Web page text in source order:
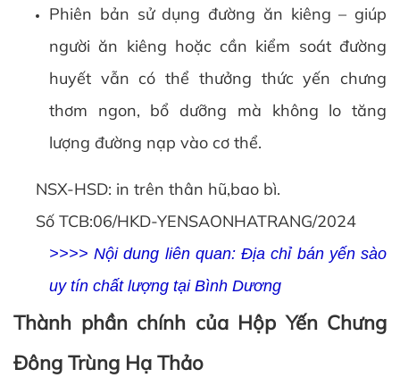
Phiên bản sử dụng đường ăn kiêng – giúp
người ăn kiêng hoặc cần kiểm soát đường
huyết vẫn có thể thưởng thức yến chưng
thơm ngon, bổ dưỡng mà không lo tăng
lượng đường nạp vào cơ thể.
NSX-HSD: in trên thân hũ,bao bì.
Số TCB:06/HKD-YENSAONHATRANG/2024
>>>> Nội dung liên quan:Địa chỉ bán yến sào
uy tín chất lượng tại Bình Dương
Thành phần chính của Hộp Yến Chưng
Đông Trùng Hạ Thảo